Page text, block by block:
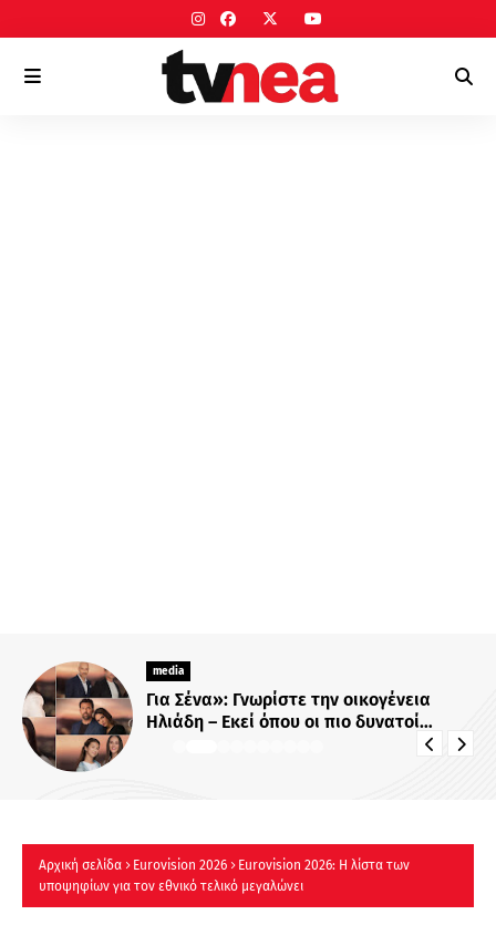
media
Για Σένα»: Γνωρίστε την οικογένεια
Ηλιάδη – Εκεί όπου οι πιο δυνατοί
δεσμοί δοκιμάζονται περισσότερο !
Αρχική σελίδα Eurovision 2026
Eurovision 2026: Η λίστα των
υποψηφίων για τον εθνικό τελικό μεγαλώνει